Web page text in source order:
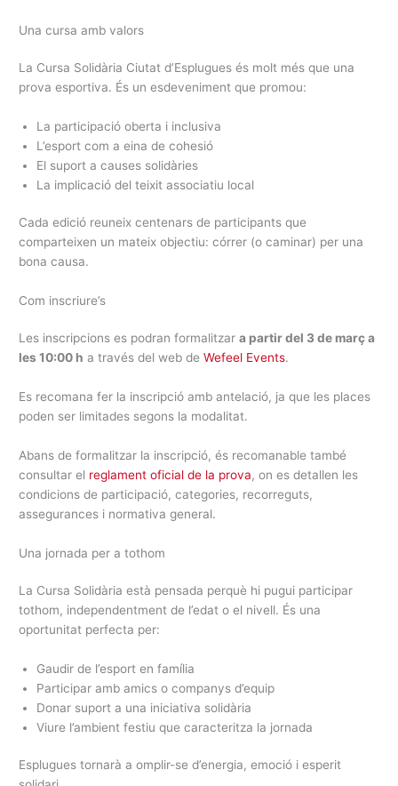
Una cursa amb valors
La Cursa Solidària Ciutat d’Esplugues és molt més que una
prova esportiva. És un esdeveniment que promou:
La participació oberta i inclusiva
L’esport com a eina de cohesió
El suport a causes solidàries
La implicació del teixit associatiu local
Cada edició reuneix centenars de participants que
comparteixen un mateix objectiu: córrer (o caminar) per una
bona causa.
Com inscriure’s
Les inscripcions es podran formalitzara partir del 3 de març a
les 10:00 h a través del web deWefeel Events.
Es recomana fer la inscripció amb antelació, ja que les places
poden ser limitades segons la modalitat.
Abans de formalitzar la inscripció, és recomanable també
consultar el reglament oficial de la prova, on es detallen les
condicions de participació, categories, recorreguts,
assegurances i normativa general.
Una jornada per a tothom
La Cursa Solidària està pensada perquè hi pugui participar
tothom, independentment de l’edat o el nivell. És una
oportunitat perfecta per:
Gaudir de l’esport en família
Participar amb amics o companys d’equip
Donar suport a una iniciativa solidària
Viure l’ambient festiu que caracteritza la jornada
Esplugues tornarà a omplir-se d’energia, emoció i esperit